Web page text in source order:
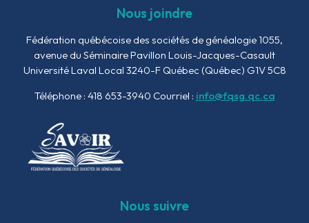
Nous joindre
Fédération québécoise des sociétés de généalogie1055,
avenue du SéminairePavillon Louis-Jacques-Casault
Université Laval Local 3240-FQuébec (Québec) G1V 5C8
Téléphone : 418 653-3940 Courriel : info@fqsg.qc.ca
Nous suivre